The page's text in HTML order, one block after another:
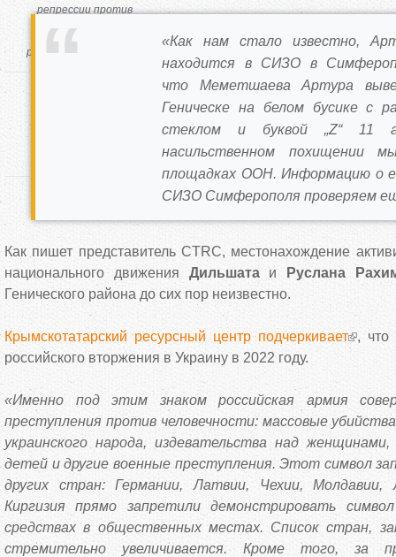
репрессии против
крымских татар
российская агрессия
«Как нам стало известно,
находится в СИЗО в
что Меметшаева Артура
Геническе на белом бусике с
стеклом и буквой „Z“ 11
насильственном похищении
площадках ООН. Информацию о
СИЗО Симферополя проверяем
Как пишет представитель CTRC, местонахождение
национального движения Дильшатаи
Руслана
Генического района до сих пор неизвестно.
Крымскотатарский ресурсный центр подчеркивает
, что
российского вторжения в Украину в 2022 году.
«Именно под этим знаком российская армия
преступления против человечности: массовые
украинского народа, издевательства над
детей и другие военные преступления. Этот символ
других стран: Германии, Латвии, Чехии,
Киргизия прямо запретили демонстрировать
средствах в общественных местах. Список стран,
стремительно увеличивается. Кроме того, за